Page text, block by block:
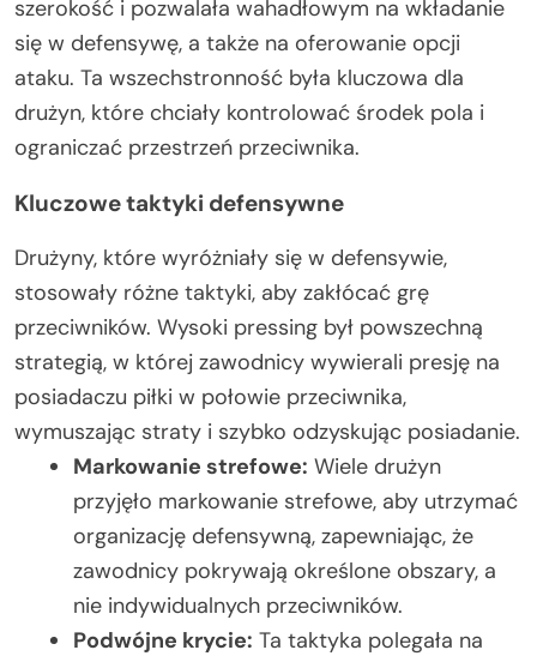
szerokość i pozwalała wahadłowym na wkładanie
się w defensywę, a także na oferowanie opcji
ataku. Ta wszechstronność była kluczowa dla
drużyn, które chciały kontrolować środek pola i
ograniczać przestrzeń przeciwnika.
Kluczowe taktyki defensywne
Drużyny, które wyróżniały się w defensywie,
stosowały różne taktyki, aby zakłócać grę
przeciwników. Wysoki pressing był powszechną
strategią, w której zawodnicy wywierali presję na
posiadaczu piłki w połowie przeciwnika,
wymuszając straty i szybko odzyskując posiadanie.
Markowanie strefowe: Wiele drużyn
przyjęło markowanie strefowe, aby utrzymać
organizację defensywną, zapewniając, że
zawodnicy pokrywają określone obszary, a
nie indywidualnych przeciwników.
Podwójne krycie: Ta taktyka polegała na